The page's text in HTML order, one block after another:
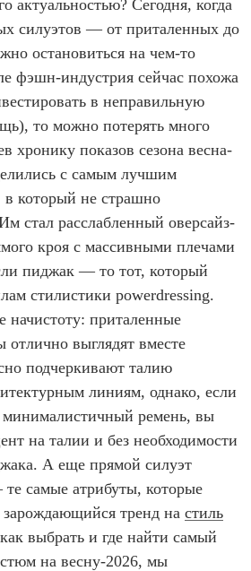
актуальностью? Сегодня, когда
силуэтов — от приталенных до
остановиться на чем-то
фэшн-индустрия сейчас похожа
в неправильную
то можно потерять много
хронику показов сезона весна-
с самым лучшим
который не страшно
стал расслабленный оверсайз-
кроя с массивными плечами
пиджак — то тот, который
стилистики powerdressing.
начистоту: приталенные
выглядят вместе
подчеркивают талию
линиям, однако, если
минималистичный ремень, вы
на талии и без необходимости
А еще прямой силуэт
самые атрибуты, которые
зарождающийся тренд на стиль
выбрать и где найти самый
на весну-2026, мы